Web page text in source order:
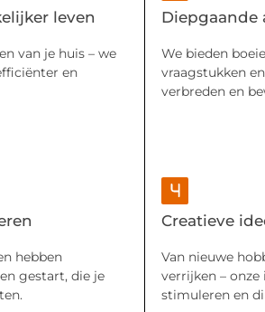
leven
van je huis – we
en
Diepgaande
We bieden
vraagstukken
verbreden en
hebben
gestart, die je
Creatieve
Van nieuwe
verrijken –
stimuleren en